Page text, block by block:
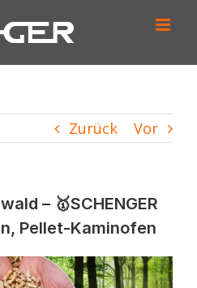
Zurück Vor
– 🥇SCHENGER
Pellet-Kaminofen